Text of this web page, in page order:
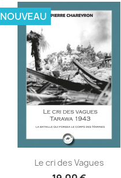
Le cri des Vagues
NOUVEAU